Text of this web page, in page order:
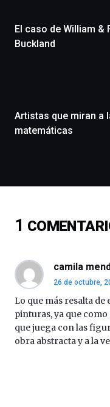
un
festival
monólogos,
exposiciones,
de
16
4
de
octubre.
La
iniciativa,
organizada
por
El caso de William &
Buckland
Artistas que miran a
matemáticas
1
camila
26 de octubre,
Lo que más resalta de
pinturas, ya que
que juega con las
obra abstracta y a la